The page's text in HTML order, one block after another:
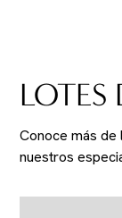
LOTES
Conoce más
nuestros